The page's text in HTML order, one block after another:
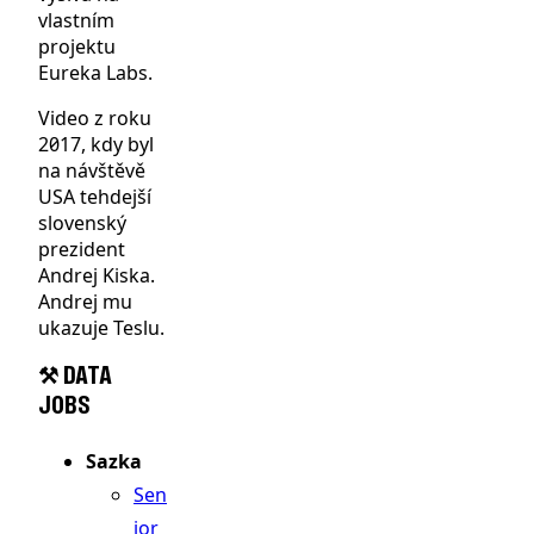
vlastním
projektu
Eureka Labs.
Video z roku
2017, kdy byl
na návštěvě
USA tehdejší
slovenský
prezident
Andrej Kiska.
Andrej mu
ukazuje Teslu.
⚒️ DATA
JOBS
Sazka
Sen
ior